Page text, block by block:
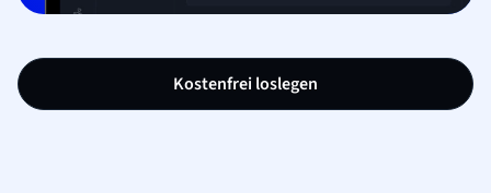
Kostenfrei loslegen